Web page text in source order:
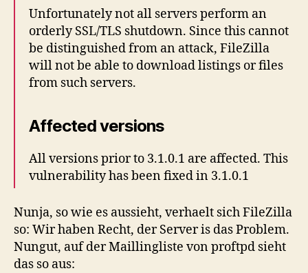
Unfortunately not all servers perform an
orderly SSL/TLS shutdown. Since this cannot
be distinguished from an attack, FileZilla
will not be able to download listings or files
from such servers.
Affected versions
All versions prior to 3.1.0.1 are affected. This
vulnerability has been fixed in 3.1.0.1
Nunja, so wie es aussieht, verhaelt sich FileZilla
so: Wir haben Recht, der Server is das Problem.
Nungut, auf der Maillingliste von proftpd sieht
das so aus: